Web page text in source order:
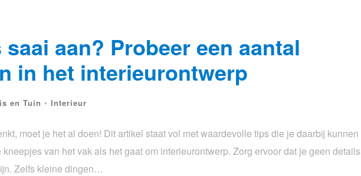
aan? Probeer een aantal
in het interieurontwerp
en Tuin • Interieur
moet je het al doen! Dit artikel staat vol met waardevolle tips die je daarbij kunnen
van het vak als het gaat om interieurontwerp. Zorg ervoor dat je geen details
Zelfs kleine dingen…